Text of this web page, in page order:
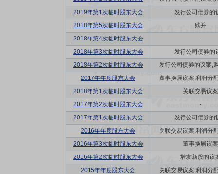
2019年第1次临时股东大会
发行公司债券的
2018年第5次临时股东大会
购并
2018年第4次临时股东大会
-
2018年第3次临时股东大会
发行公司债券的
2018年第2次临时股东大会
发行公司债券的议案,
2017年年度股东大会
董事换届议案,利润分
2018年第1次临时股东大会
关联交易议案
2017年第2次临时股东大会
-
2017年第1次临时股东大会
发行公司债券的
2016年年度股东大会
关联交易议案,利润分
2016年第3次临时股东大会
董事换届议案
2016年第2次临时股东大会
增发新股的议
2015年年度股东大会
关联交易议案,利润分